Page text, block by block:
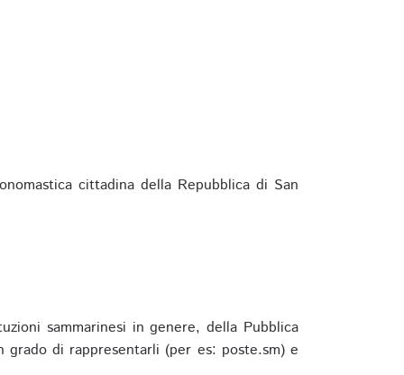
cittadina della Repubblica di San
sammarinesi in genere, della Pubblica
di rappresentarli (per es: poste.sm) e